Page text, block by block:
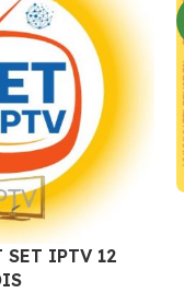
SET IPTV 12